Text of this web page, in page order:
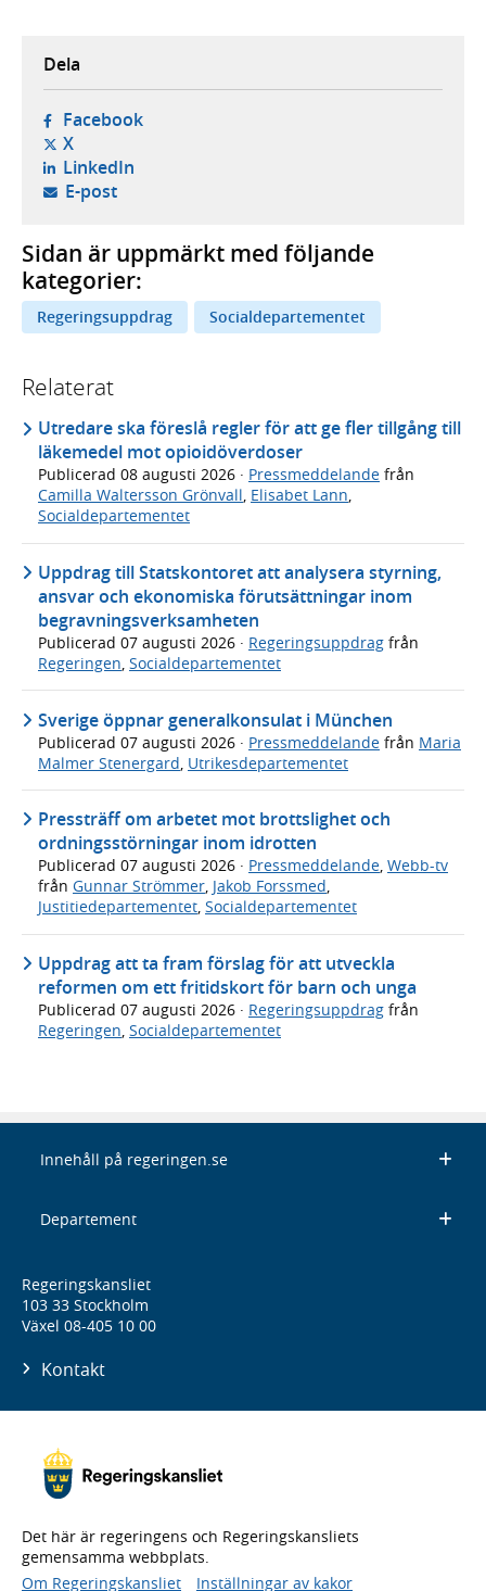
Dela
Facebook- öppnas i ny flik, extern webbplats,
X- öppnas i ny flik, extern webbplats,
LinkedIn- öppnas i ny flik, extern webbplats,
E-post- öppnar din e-postklient,
Sidan är uppmärkt med följande
kategorier:
Regeringsuppdrag Socialdepartementet
Relaterat
Utredare ska föreslå regler för att ge fler tillgång till
läkemedel mot opioidöverdoser
Publicerad 08 augusti 2026 · Pressmeddelande från
Camilla Waltersson Grönvall, Elisabet Lann,
Socialdepartementet
Uppdrag till Statskontoret att analysera styrning,
ansvar och ekonomiska förutsättningar inom
begravningsverksamheten
Publicerad 07 augusti 2026 · Regeringsuppdrag från
Regeringen, Socialdepartementet
Sverige öppnar generalkonsulat i München
Publicerad 07 augusti 2026 · Pressmeddelande från Maria
Malmer Stenergard Utrikesdepartementet
Pressträff om arbetet mot brottslighet och
ordningsstörningar inom idrotten
Publicerad 07 augusti 2026 · Pressmeddelande, Webb-tv
från Gunnar Strömmer, Jakob Forssmed,
Justitiedepartementet, Socialdepartementet
Uppdrag att ta fram förslag för att utveckla
reformen om ett fritidskort för barn och unga
Publicerad 07 augusti 2026 · Regeringsuppdrag från
Regeringen, Socialdepartementet
Innehåll på regeringen.se
Departement
Regeringskansliet
103 33 Stockholm
Växel 08-405 10 00
Kontakt
Det här är regeringens och Regeringskansliets
gemensamma webbplats.
Om Regeringskansliet
Inställningar av kakor